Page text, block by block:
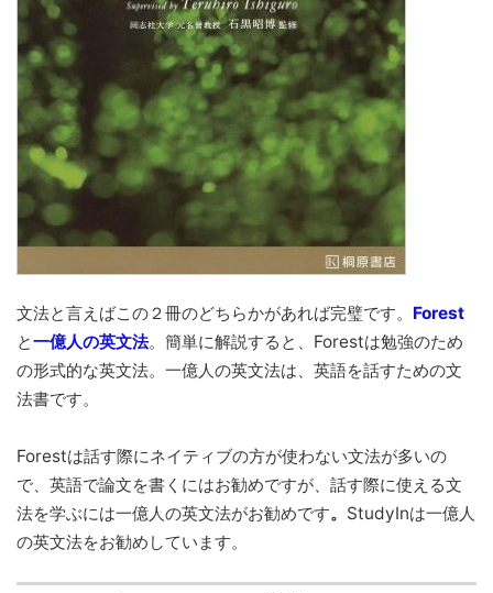
文法と言えばこの２冊のどちらかがあれば完璧です。 Forest
と一億人の英文法。簡単に解説すると、Forestは勉強のため
の形式的な英文法。一億人の英文法は、英語を話すための文
法書です。
Forestは話す際にネイティブの方が使わない文法が多いの
で、英語で論文を書くにはお勧めですが、話す際に使える文
法を学ぶには一億人の英文法がお勧めです。 StudyInは一億人
の英文法をお勧めしています。